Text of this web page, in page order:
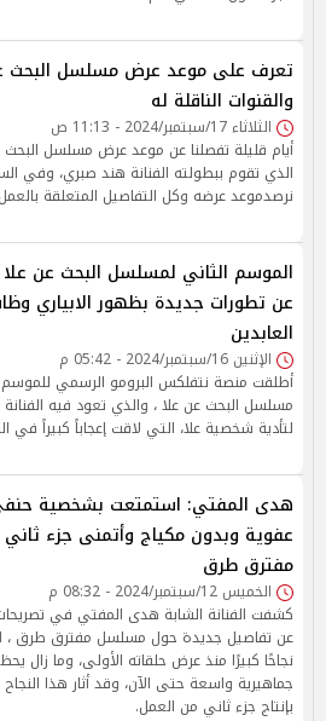
والقنوات الناقلة له
الثلاثاء 17/سبتمبر/2024 - 11:13 ص
الذي تقوم ببطولته الفنانة هند صبري، وفي
نرصدموعد عرضه وكل التفاصيل المتعلقة
الموسم الثاني لمسلسل البحث عن
عن تطورات جديدة بظهور الابياري
العابدين
الإثنين 16/سبتمبر/2024 - 05:42 م
أطلقت منصة نتفلكس البرومو الرسمي للموسم
مسلسل البحث عن علا ، والذي تعود فيه
لتأدية شخصية علا، التي لاقت إعجاباً كبيراً في
هدى المفتي: استمتعت بشخصية
عفوية وبدون مكياج وأتمنى جزء
مفترق طرق
الخميس 12/سبتمبر/2024 - 08:32 م
كشفت الفنانة الشابة هدى المفتي في
عن تفاصيل جديدة حول مسلسل مفترق طرق ،
نجاحًا كبيرًا منذ عرض حلقاته الأولى، وما زال
جماهيرية واسعة حتى الآن، وقد أثار هذا النجاح
بإنتاج جزء ثاني من العمل.